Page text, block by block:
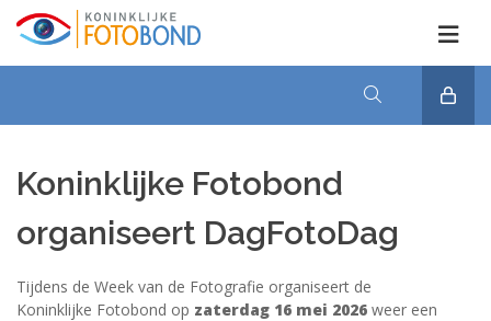
Koninklijke Fotobond
organiseert DagFotoDag
Tijdens de Week van de Fotografie organiseert de
Koninklijke Fotobond op zaterdag 16 mei 2026 weer een